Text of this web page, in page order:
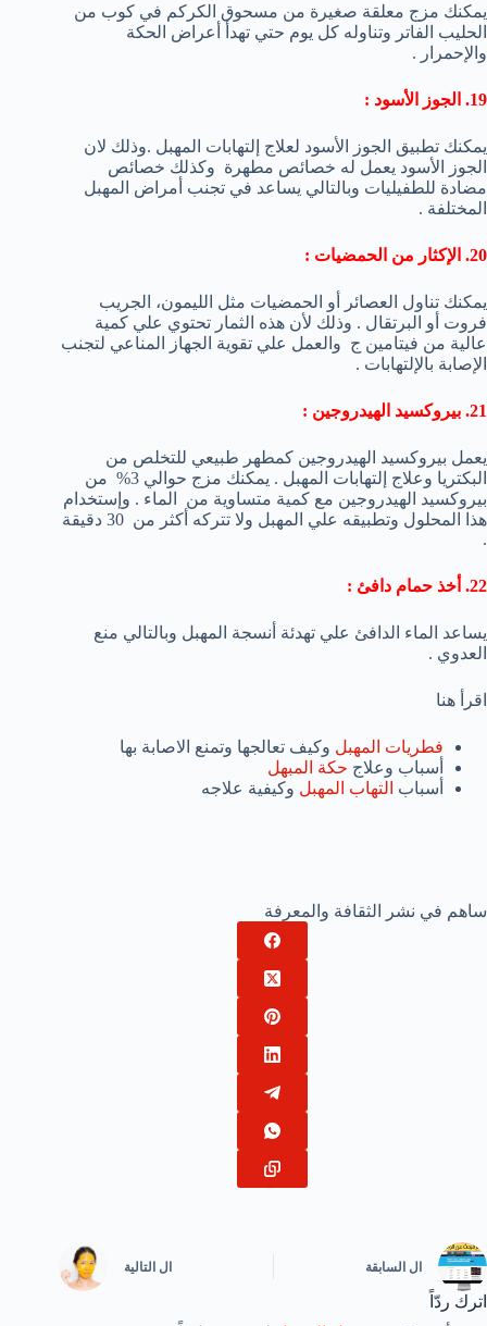
يمكنك مزج معلقة صغيرة من مسحوق الكركم في كوب من
الحليب الفاتر وتناوله كل يوم حتي تهدأ أعراض الحكة
والإحمرار .
19. الجوز الأسود :
يمكنك تطبيق الجوز الأسود لعلاج إلتهابات المهبل .وذلك لان
الجوز الأسود يعمل له خصائص مطهرة وكذلك خصائص
مضادة للطفيليات وبالتالي يساعد في تجنب أمراض المهبل
المختلفة .
20. الإكثار من الحمضيات :
يمكنك تناول العصائر أو الحمضيات مثل الليمون، الجريب
فروت أو البرتقال . وذلك لأن هذه الثمار تحتوي علي كمية
عالية من فيتامين ج والعمل علي تقوية الجهاز المناعي لتجنب
الإصابة بالإلتهابات .
21. بيروكسيد الهيدروجين :
يعمل بيروكسيد الهيدروجين كمطهر طبيعي للتخلص من
البكتريا وعلاج إلتهابات المهبل . يمكنك مزج حوالي 3% من
بيروكسيد الهيدروجين مع كمية متساوية من الماء . وإستخدام
هذا المحلول وتطبيقه علي المهبل ولا تتركه أكثر من 30 دقيقة
.
22. أخذ حمام دافئ :
يساعد الماء الدافئ علي تهدئة أنسجة المهبل وبالتالي منع
العدوي .
اقرأ هنا
فطريات المهبل وكيف تعالجها وتمنع الاصابة بها
أسباب وعلاج حكة المبهل
أسباب التهاب المهبل وكيفية علاجه
ساهم في نشر الثقافة والمعرفة
ال السابقة ال التالية
اترك ردّاً